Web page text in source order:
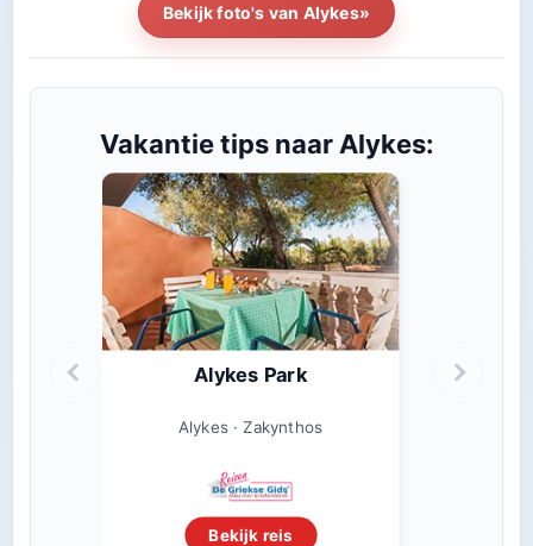
Bekijk foto's van Alykes»
Vakantie tips naar Alykes:
Alykes Park
Alykes · Zakynthos
Bekijk reis